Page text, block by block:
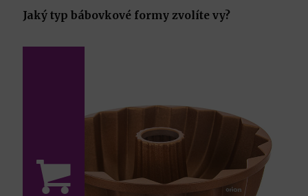
Jaký typ bábovkové formy zvolíte vy?